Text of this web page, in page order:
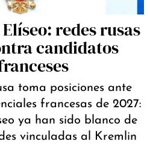
redes rusas
candidatos
toma posiciones ante
francesas de 2027:
ya han sido blanco de
vinculadas al Kremlin